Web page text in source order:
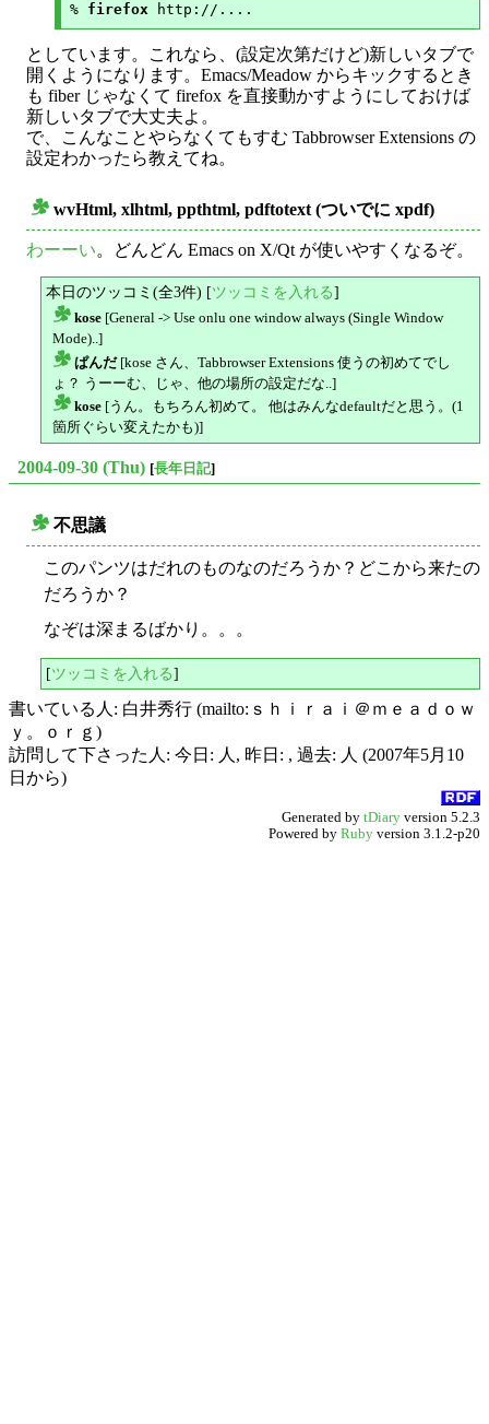
% firefox
としています。これなら、(設定次第だけど)新しいタブで
開くようになります。Emacs/Meadow からキックするとき
も fiber じゃなくて firefox を直接動かすようにしておけば
新しいタブで大丈夫よ。
で、こんなことやらなくてもすむ Tabbrowser Extensions の
設定わかったら教えてね。
wvHtml, xlhtml, ppthtml, pdftotext (ついでに xpdf)
わーーい。どんどん Emacs on X/Qt が使いやすくなるぞ。
本日のツッコミ(全3件) [ツッコミを入れる]
kose [General -> Use onlu one window always (Single Window
Mode)..]
ぱんだ[kose さん、Tabbrowser Extensions 使うの初めてでし
ょ？ うーーむ、じゃ、他の場所の設定だな..]
kose [うん。もちろん初めて。 他はみんなdefaultだと思う。(1
箇所ぐらい変えたかも)]
2004-09-30 (Thu) [長年日記]
不思議
このパンツはだれのものなのだろうか？どこから来たの
だろうか？
なぞは深まるばかり。。。
[ツッコミを入れる]
書いている人: 白井秀行 (mailto:ｓｈｉｒａｉ＠ｍｅａｄｏｗ
ｙ。ｏｒｇ)
訪問して下さった人: 今日: 人, 昨日: , 過去: 人 (2007年5月10
日から)
Generated by tDiary version 5.2.3
Powered by Ruby version 3.1.2-p20